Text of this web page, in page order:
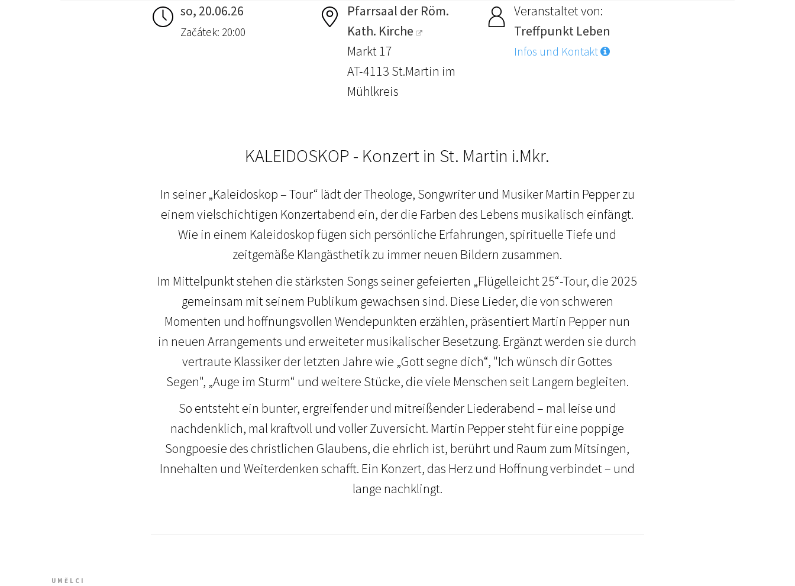
so, 20.06.26
Začátek: 20:00
Pfarrsaal der Röm.
Kath. Kirche
Markt 17
AT-4113 St.Martin im
Mühlkreis
Veranstaltet von:
Treffpunkt Leben
Infos und Kontakt
KALEIDOSKOP - Konzert in St. Martin i.Mkr.
In seiner „Kaleidoskop – Tour“ lädt der Theologe, Songwriter und Musiker Martin Pepper zu
einem vielschichtigen Konzertabend ein, der die Farben des Lebens musikalisch einfängt.
Wie in einem Kaleidoskop fügen sich persönliche Erfahrungen, spirituelle Tiefe und
zeitgemäße Klangästhetik zu immer neuen Bildern zusammen.
Im Mittelpunkt stehen die stärksten Songs seiner gefeierten „Flügelleicht 25“-Tour, die 2025
gemeinsam mit seinem Publikum gewachsen sind. Diese Lieder, die von schweren
Momenten und hoffnungsvollen Wendepunkten erzählen, präsentiert Martin Pepper nun
in neuen Arrangements und erweiteter musikalischer Besetzung. Ergänzt werden sie durch
vertraute Klassiker der letzten Jahre wie „Gott segne dich“, "Ich wünsch dir Gottes
Segen", „Auge im Sturm“ und weitere Stücke, die viele Menschen seit Langem begleiten.
So entsteht ein bunter, ergreifender und mitreißender Liederabend – mal leise und
nachdenklich, mal kraftvoll und voller Zuversicht. Martin Pepper steht für eine poppige
Songpoesie des christlichen Glaubens, die ehrlich ist, berührt und Raum zum Mitsingen,
Innehalten und Weiterdenken schafft. Ein Konzert, das Herz und Hoffnung verbindet – und
lange nachklingt.
UMĚLCI